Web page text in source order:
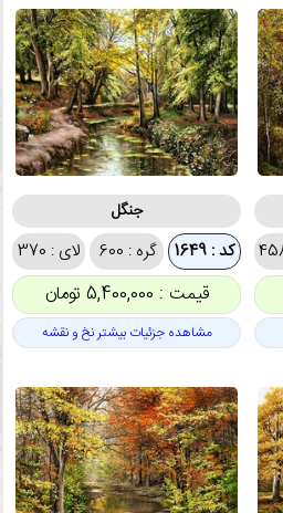
جنگل
کد : 1649 گره : 600 لای : 370
قیمت : 5,400,000 تومان
مشاهده جزئیات بیشتر نخ و نقشه